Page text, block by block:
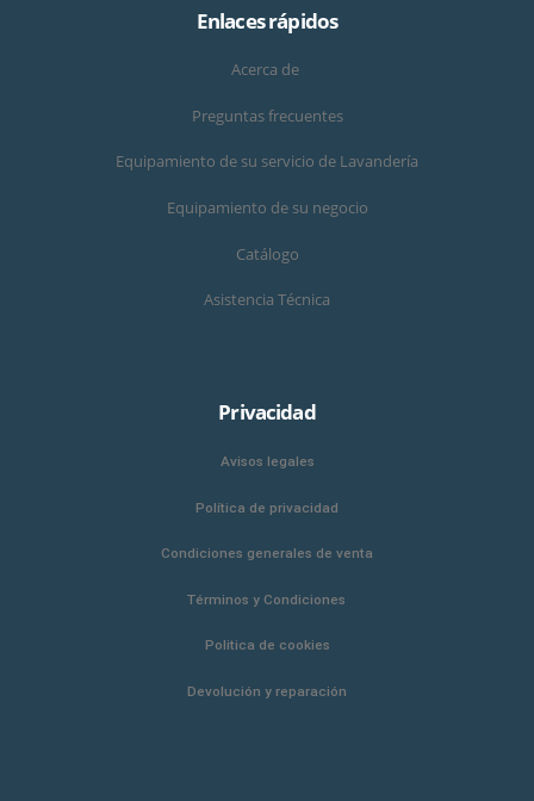
Enlaces rápidos
Acerca de
Preguntas frecuentes
Equipamiento de su servicio de Lavandería
Equipamiento de su negocio
Catálogo
Asistencia Técnica
Privacidad
Avisos legales
Política de privacidad
Condiciones generales de venta
Términos y Condiciones
Politica de cookies
Devolución y reparación